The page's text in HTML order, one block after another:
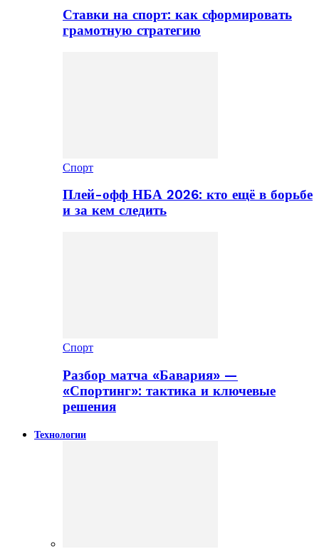
Ставки на спорт: как сформировать
грамотную стратегию
Спорт
Плей-офф НБА 2026: кто ещё в борьбе
и за кем следить
Спорт
Разбор матча «Бавария» —
«Спортинг»: тактика и ключевые
решения
Технологии